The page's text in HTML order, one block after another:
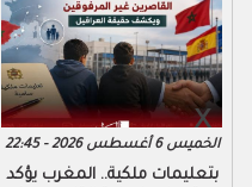
الخميس 6 أغسطس 2026 - 22:45
بتعليمات ملكية.. المغرب يؤكد